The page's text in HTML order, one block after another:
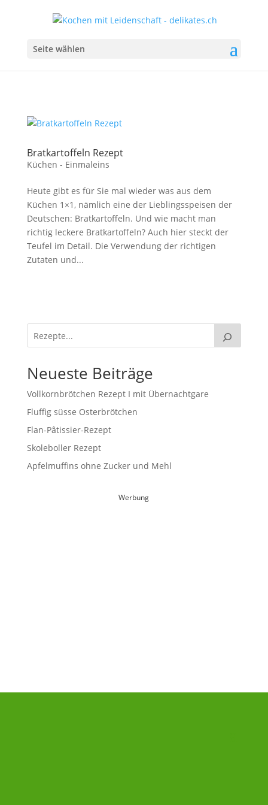
Seite wählen
Bratkartoffeln Rezept
Küchen - Einmaleins
Heute gibt es für Sie mal wieder was aus dem
Küchen 1×1, nämlich eine der Lieblingsspeisen der
Deutschen: Bratkartoffeln. Und wie macht man
richtig leckere Bratkartoffeln? Auch hier steckt der
Teufel im Detail. Die Verwendung der richtigen
Zutaten und...
Neueste Beiträge
Vollkornbrötchen Rezept I mit Übernachtgare
Fluffig süsse Osterbrötchen
Flan-Pâtissier-Rezept
Skoleboller Rezept
Apfelmuffins ohne Zucker und Mehl
Werbung